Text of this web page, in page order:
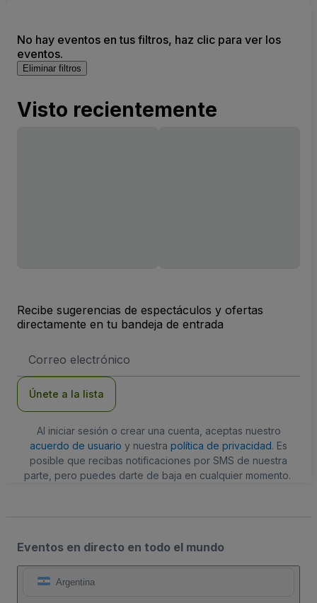
No hay eventos en tus filtros, haz clic para ver los
eventos.
Eliminar filtros
Visto recientemente
Recibe sugerencias de espectáculos y ofertas
directamente en tu bandeja de entrada
de
Únete a la lista
Al iniciar sesión o crear una cuenta, aceptas nuestro
acuerdo de usuario y nuestra política de privacidad. Es
posible que recibas notificaciones por SMS de nuestra
parte, pero puedes darte de baja en cualquier momento.
Eventos en directo en todo el mundo
Argentina